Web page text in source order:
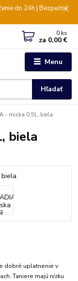
do 24h | Bezpečné
Menu
Hľadať
0 ks
za 0,00 €
- miska 0,5L, biela
biela
dobré uplatnenie v
Taniere majú nízku